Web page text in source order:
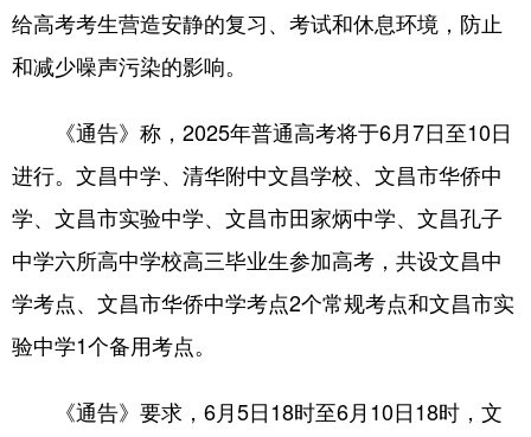
给高考考生营造安静的复习、考试和休息环境，防止
和减少噪声污染的影响。
《通告》称，2025年普通高考将于6月7日至10日
进行。文昌中学、清华附中文昌学校、文昌市华侨中
学、文昌市实验中学、文昌市田家炳中学、文昌孔子
中学六所高中学校高三毕业生参加高考，共设文昌中
学考点、文昌市华侨中学考点2个常规考点和文昌市实
验中学1个备用考点。
《通告》要求，6月5日18时至6月10日18时，文